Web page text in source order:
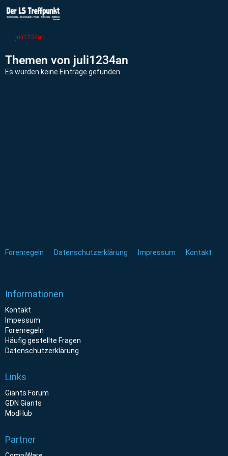
juli1234an
Themen von juli1234an
Es wurden keine Einträge gefunden.
Forenregeln Datenschutzerklärung Impressum Kontakt
Informationen
Kontakt
Impessum
Forenregeln
Häufig gestellte Fragen
Datenschutzerklärung
Links
Giants Forum
GDN Giants
ModHub
Partner